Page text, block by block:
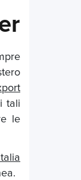
tali
le